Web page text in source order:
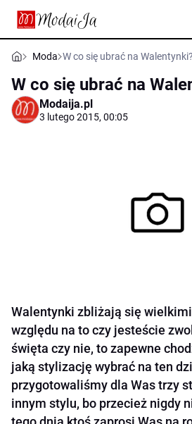
Moda W co się ubrać na Walentynki?
W co się ubrać na
Modaija.pl
3 lutego 2015, 00:05
Walentynki zbliżają się
względu na to czy jesteście
święta czy nie, to zapewne
jaką stylizację wybrać na ten
przygotowaliśmy dla Was trzy
innym stylu, bo przecież nigdy